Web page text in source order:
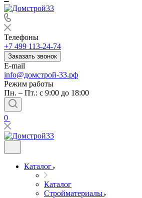
Телефоны
+7 499 113-24-74
Заказать звонок
E-mail
info@домстрой-33.рф
Режим работы
Пн. – Пт.: с 9:00 до 18:00
0
Каталог
Каталог
Стройматериалы